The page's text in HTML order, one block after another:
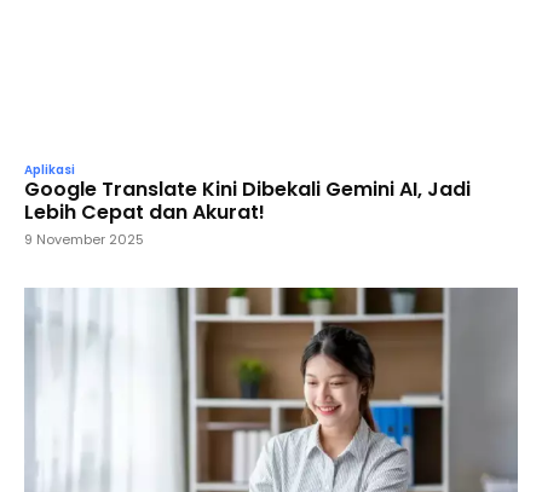
Aplikasi
Google Translate Kini Dibekali Gemini AI, Jadi
Lebih Cepat dan Akurat!
9 November 2025